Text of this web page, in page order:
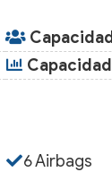
6 Airbags